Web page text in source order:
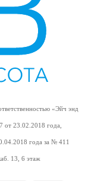
«Эйч энд
от 23.02.2018 года,
года за № 411
13, 6 этаж